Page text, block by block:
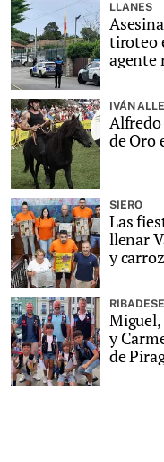
LLANES
tiroteo
agente
Alfredo
de Oro
SIERO
Las
llenar
y
Miguel,
y
de